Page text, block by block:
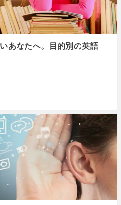
あなたへ。目的別の英語